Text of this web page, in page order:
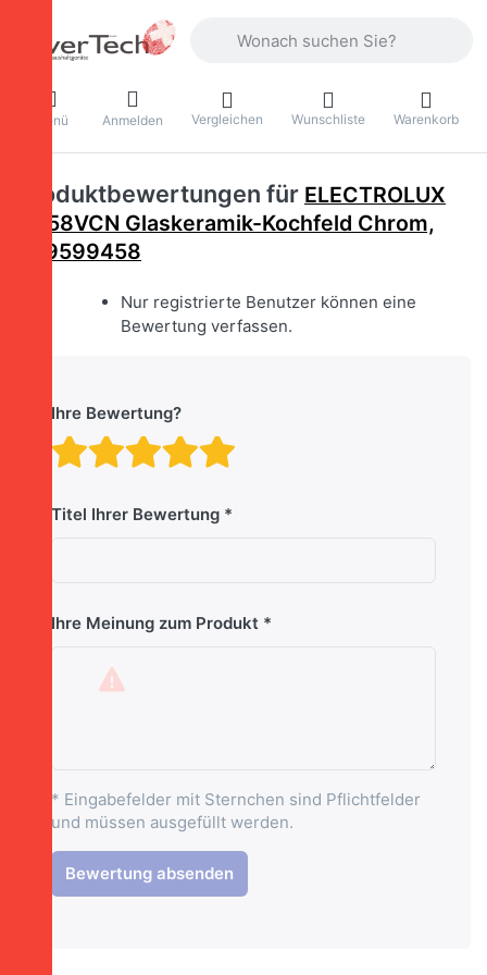
Menü Anmelden Vergleichen Wunschliste Warenkorb
Produktbewertungen für ELECTROLUX
GK58VCN Glaskeramik-Kochfeld Chrom,
949599458
Nur registrierte Benutzer können eine
Bewertung verfassen.
Ihre Bewertung?
Bewertung: 4 von
Bewertung: 3 von 5
Bewertung: 2 von 5
Bewertung: 1 von 5
Titel Ihrer Bewertung
Ihre Meinung zum Produkt
* Eingabefelder mit Sternchen sind Pflichtfelder
und müssen ausgefüllt werden.
Bewertung absenden